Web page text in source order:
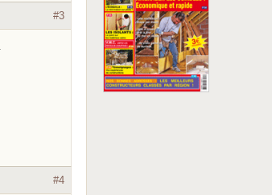
#3
#4